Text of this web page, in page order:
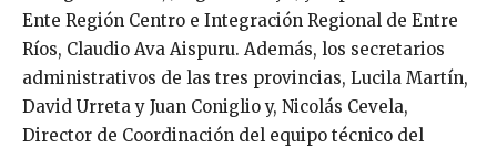
Ente Región Centro e Integración Regional de Entre
Ríos, Claudio Ava Aispuru. Además, los secretarios
administrativos de las tres provincias, Lucila Martín,
David Urreta y Juan Coniglio y, Nicolás Cevela,
Director de Coordinación del equipo técnico del